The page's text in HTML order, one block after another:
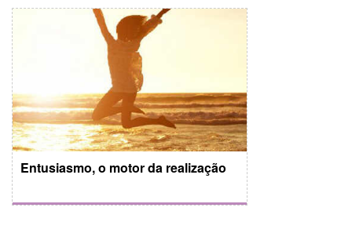
Entusiasmo, o motor da realização